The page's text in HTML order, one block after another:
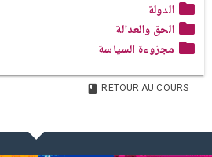
الدولة
الحق والعدالة
مجزوءة السياسة
RETOUR AU COURS